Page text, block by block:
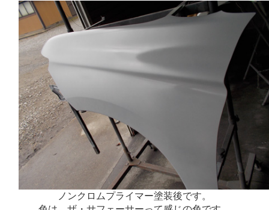
ノンクロムプライマー塗装後です。